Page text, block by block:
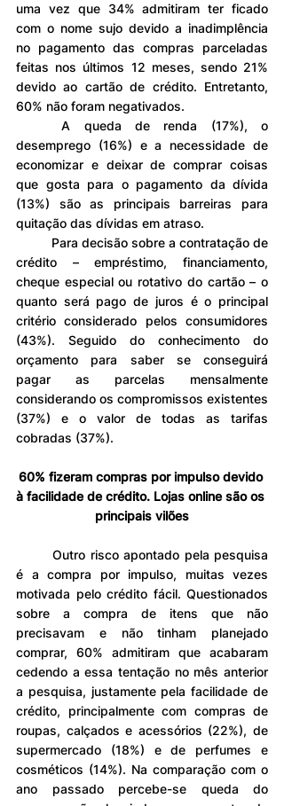
uma vez que 34% admitiram ter ficado
com o nome sujo devido a inadimplência
no pagamento das compras parceladas
feitas nos últimos 12 meses, sendo 21%
devido ao cartão de crédito. Entretanto,
60% não foram negativados.
	A queda de renda (17%), o
desemprego (16%) e a necessidade de
economizar e deixar de comprar coisas
que gosta para o pagamento da dívida
(13%) são as principais barreiras para
quitação das dívidas em atraso.
crédito – empréstimo, financiamento,
cheque especial ou rotativo do cartão – o
quanto será pago de juros é o principal
critério considerado pelos consumidores
(43%). Seguido do conhecimento do
orçamento para saber se conseguirá
pagar as parcelas mensalmente
considerando os compromissos existentes
(37%) e o valor de todas as tarifas
cobradas (37%).
60% fizeram compras por impulso devido
à facilidade de crédito. Lojas online são os
principais vilões
	Outro risco apontado pela pesquisa
é a compra por impulso, muitas vezes
motivada pelo crédito fácil. Questionados
sobre a compra de itens que não
precisavam e não tinham planejado
comprar, 60% admitiram que acabaram
cedendo a essa tentação no mês anterior
a pesquisa, justamente pela facilidade de
crédito, principalmente com compras de
roupas, calçados e acessórios (22%), de
supermercado (18%) e de perfumes e
cosméticos (14%). Na comparação com o
ano passado percebe-se queda do